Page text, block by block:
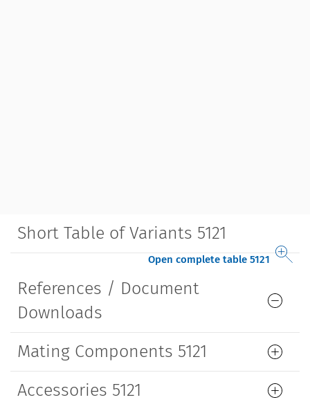
Short Table of Variants 5121
Open complete table 5121
References / Document
Downloads
Mating Components 5121
Accessories 5121